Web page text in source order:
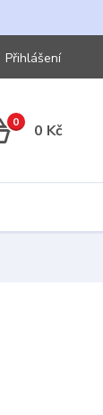
Přihlášení
0 0 Kč